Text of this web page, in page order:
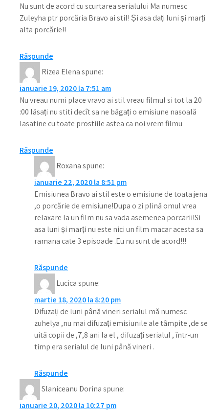
Nu sunt de acord cu scurtarea serialului Ma numesc
Zuleyha ptr porcăria Bravo ai stil! Și asa dați luni și marți
alta porcărie!!
Răspunde
Rizea Elenaspune:
ianuarie 19, 2020 la 7:51 am
Nu vreau numi place vravo ai stil vreau filmul si tot la 20
:00 lăsați nu stiti decît sa ne băgați o emisiune nasoală
lasatine cu toate prostiile astea ca noi vrem filmu
Răspunde
Roxanaspune:
ianuarie 22, 2020 la 8:51 pm
Emisiunea Bravo ai stil este o emisiune de toata jena
,o porcărie de emisiune!Dupa o zi plină omul vrea
relaxare la un film nu sa vada asemenea porcarii!Si
asa luni și marți nu este nici un film macar acesta sa
ramana cate 3 episoade .Eu nu sunt de acord!!!
Răspunde
Lucicaspune:
martie 18, 2020 la 8:20 pm
Difuzați de luni până vineri serialul mă numesc
zuhelya ,nu mai difuzați emisiunile ale tâmpite ,de se
uită copii de ,7,8 ani la el , difuzați serialul , într-un
timp era serialul de luni până vineri .
Răspunde
Slaniceanu Dorinaspune:
ianuarie 20, 2020 la 10:27 pm